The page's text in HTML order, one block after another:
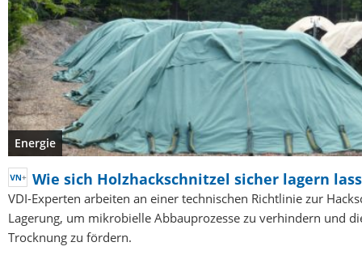
Energie
Wie sich Holzhackschnitzel sicher lagern
VDI-Experten arbeiten an einer technischen Richtlinie zur
Lagerung, um mikrobielle Abbauprozesse zu verhindern und
Trocknung zu fördern.